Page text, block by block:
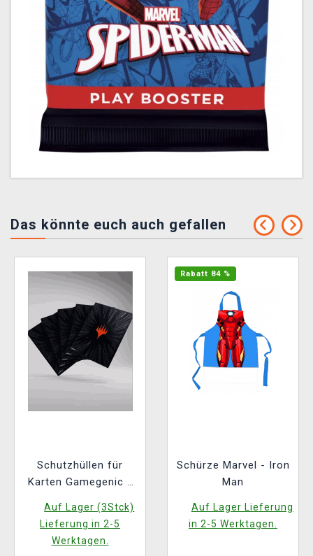
Das könnte euch auch gefallen
Schutzhüllen für
Karten Gamegenic -
- Premium Double
Sleeving Comic Burst
Black (105 Stk.)
Auf Lager (3Stck)
Lieferung in 2-5
Werktagen.
Rabatt 84 %
Schürze Marvel - Iron
Man
Auf Lager Lieferung
in 2-5 Werktagen.